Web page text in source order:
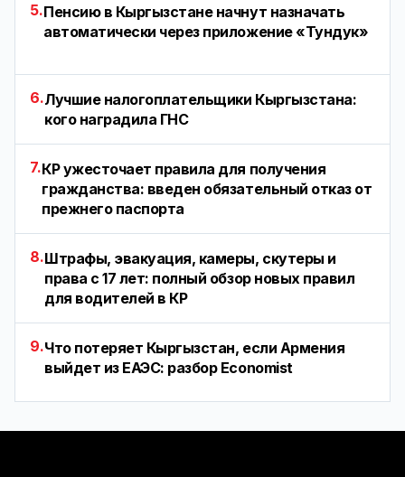
5.Пенсию в Кыргызстане начнут назначать
автоматически через приложение «Тундук»
6.Лучшие налогоплательщики Кыргызстана:
кого наградила ГНС
7.КР ужесточает правила для получения
гражданства: введен обязательный отказ от
прежнего паспорта
8.Штрафы, эвакуация, камеры, скутеры и
права с 17 лет: полный обзор новых правил
для водителей в КР
9.Что потеряет Кыргызстан, если Армения
выйдет из ЕАЭС: разбор Economist